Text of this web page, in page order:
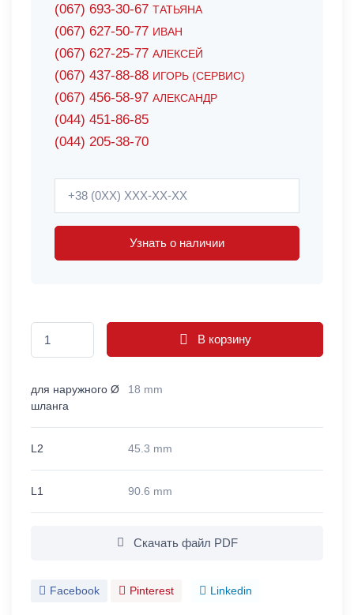
(067) 693-30-67 ТАТЬЯНА
(067) 627-50-77 ИВАН
(067) 627-25-77 АЛЕКСЕЙ
(067) 437-88-88 ИГОРЬ (СЕРВИС)
(067) 456-58-97 АЛЕКСАНДР
(044) 451-86-85
(044) 205-38-70
Узнать о наличии
В корзину
для наружного Ø
шланга
18 mm
L2 45.3 mm
L1 90.6 mm
Скачать файл PDF
Facebook Pinterest Linkedin